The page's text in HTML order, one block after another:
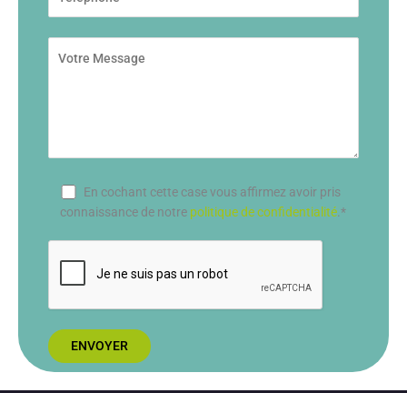
En cochant cette case vous affirmez avoir pris
connaissance de notre politique de confidentialité .*